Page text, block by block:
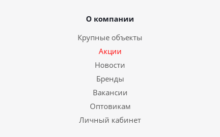
О компании
Крупные объекты
Акции
Новости
Бренды
Вакансии
Оптовикам
Личный кабинет